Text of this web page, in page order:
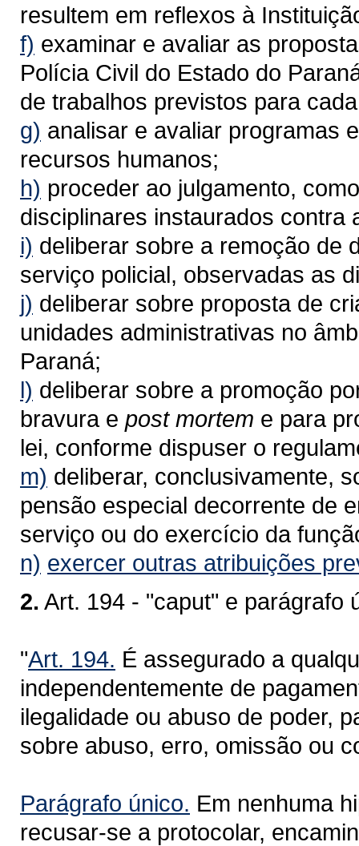
resultem em reflexos à
f) examinar e avaliar as
Polícia Civil do Estado do
de trabalhos previstos para
g) analisar e avaliar programas
recursos humanos;
h) proceder ao julgamento,
disciplinares instaurados contra
i) deliberar sobre a remoção de
serviço policial, observadas as
j) deliberar sobre proposta de
unidades administrativas no
Paraná;
l) deliberar sobre a promoção
bravura e post mortem e para
lei, conforme dispuser o
m) deliberar, conclusivamente,
pensão especial decorrente de
serviço ou do exercício da
n) exercer outras atribuições
2. Art. 194 - "caput" e parágrafo
"Art. 194. É assegurado a
independentemente de
ilegalidade ou abuso de poder,
sobre abuso, erro, omissão ou
Parágrafo único. Em nenhuma
recusar-se a protocolar,